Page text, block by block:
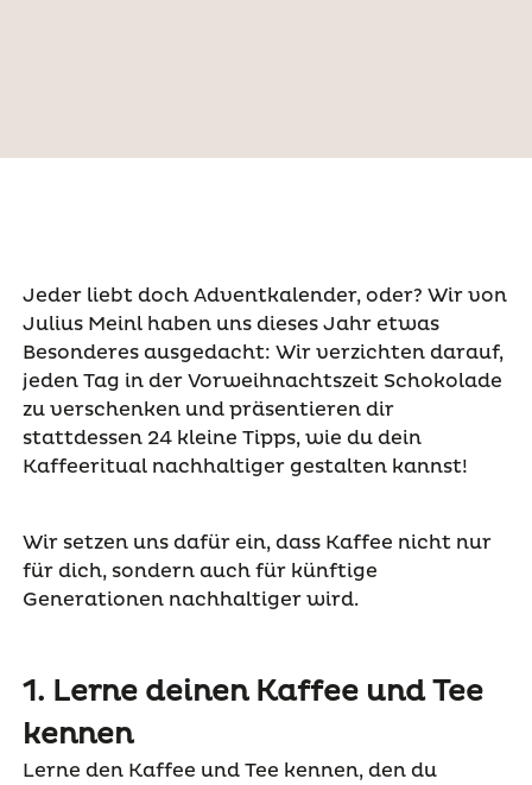
Jeder liebt doch Adventkalender, oder? Wir von
Julius Meinl haben uns dieses Jahr etwas
Besonderes ausgedacht: Wir verzichten darauf,
jeden Tag in der Vorweihnachtszeit Schokolade
zu verschenken und präsentieren dir
stattdessen 24 kleine Tipps, wie du dein
Kaffeeritual nachhaltiger gestalten kannst!
Wir setzen uns dafür ein, dass Kaffee nicht nur
für dich, sondern auch für künftige
Generationen nachhaltiger wird.
1. Lerne deinen Kaffee und Tee
kennen
Lerne den Kaffee und Tee kennen, den du